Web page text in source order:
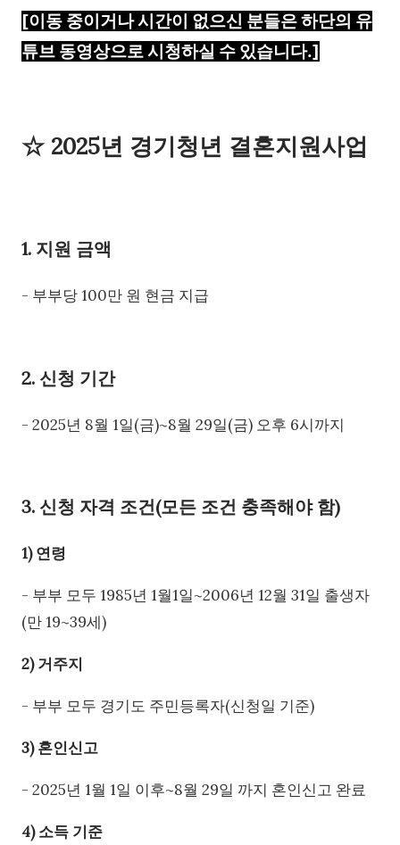
[이동 중이거나 시간이 없으신 분들은 하단의 유
튜브 동영상으로 시청하실 수 있습니다.]
☆ 2025년 경기청년 결혼지원사업
1. 지원 금액
- 부부당 100만 원 현금 지급
2. 신청 기간
- 2025년 8월 1일(금)~8월 29일(금) 오후 6시까지
3. 신청 자격 조건(모든 조건 충족해야 함)
1) 연령
- 부부 모두 1985년 1월1일~2006년 12월 31일 출생자
(만 19~39세)
2) 거주지
- 부부 모두 경기도 주민등록자(신청일 기준)
3) 혼인신고
- 2025년 1월 1일 이후~8월 29일 까지 혼인신고 완료
4) 소득 기준